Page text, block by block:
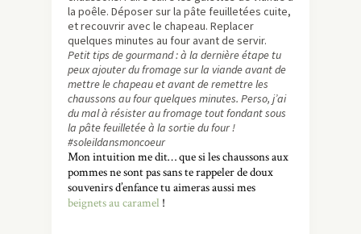
la poêle. Déposer sur la pâte feuilletées cuite,
et recouvrir avec le chapeau. Replacer
quelques minutes au four avant de servir.
Petit tips de gourmand : à la dernière étape tu
peux ajouter du fromage sur la viande avant de
mettre le chapeau et avant de remettre les
chaussons au four quelques minutes. Perso, j’ai
du mal à résister au fromage tout fondant sous
la pâte feuilletée à la sortie du four !
#soleildansmoncoeur
Mon intuition me dit… que si les chaussons aux
pommes ne sont pas sans te rappeler de doux
souvenirs d’enfance tu aimeras aussi mes
beignets au caramel !